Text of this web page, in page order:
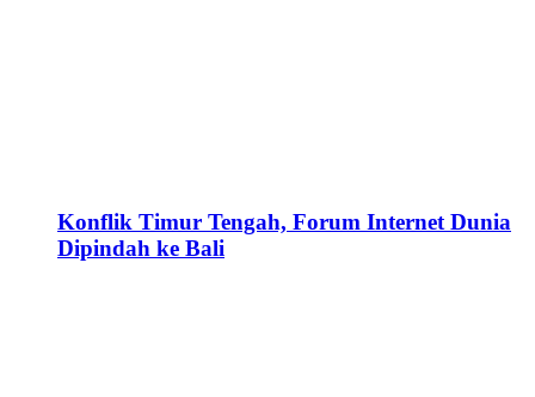
Konflik Timur Tengah, Forum Internet Dunia
Dipindah ke Bali